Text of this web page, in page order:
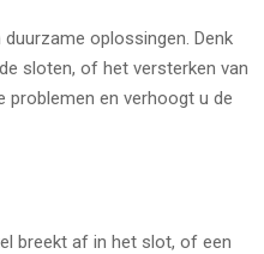
oplossingen. Denk
sloten, of het versterken van
problemen en verhoogt u de
breekt af in het slot, of een